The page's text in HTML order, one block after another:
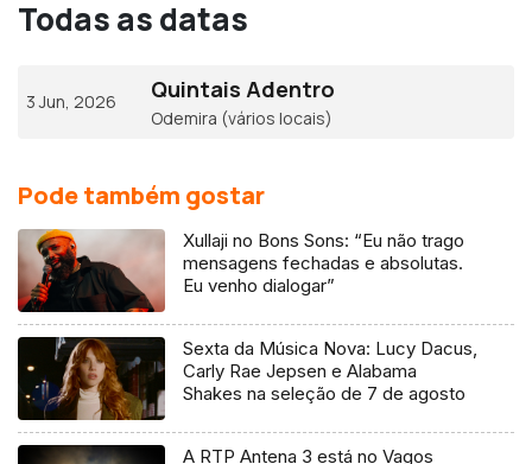
Todas as datas
3 Jun, 2026 Quintais Adentro
Odemira (vários locais)
Pode também gostar
Xullaji no Bons Sons: “Eu não trago
mensagens fechadas e absolutas.
Eu venho dialogar”
Sexta da Música Nova: Lucy Dacus,
Carly Rae Jepsen e Alabama
Shakes na seleção de 7 de agosto
A RTP Antena 3 está no Vagos